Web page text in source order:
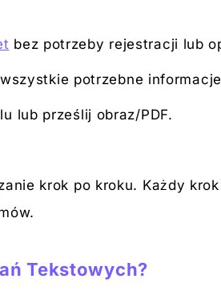
bez potrzeby rejestracji lub
potrzebne
lub prześlij obraz/PDF.
krok po kroku. Każdy
Tekstowych?